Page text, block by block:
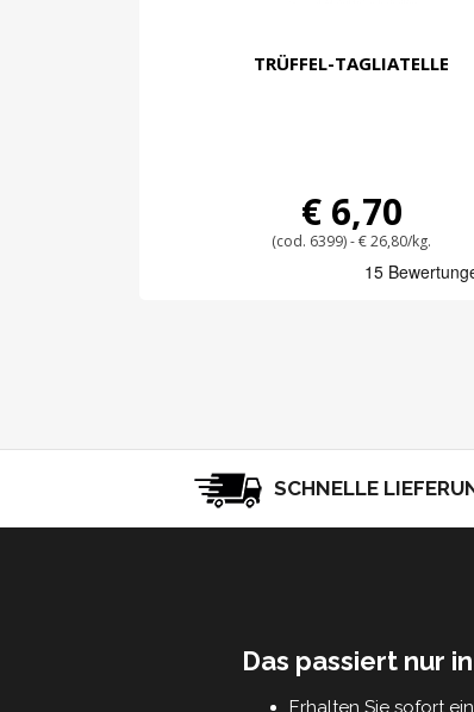
TRÜFFEL-TAGLIATELLE
€ 6,70
(cod. 6399) - € 26,80/kg.
SCHNELLE
Das passiert nur
Erhalten Sie sofort